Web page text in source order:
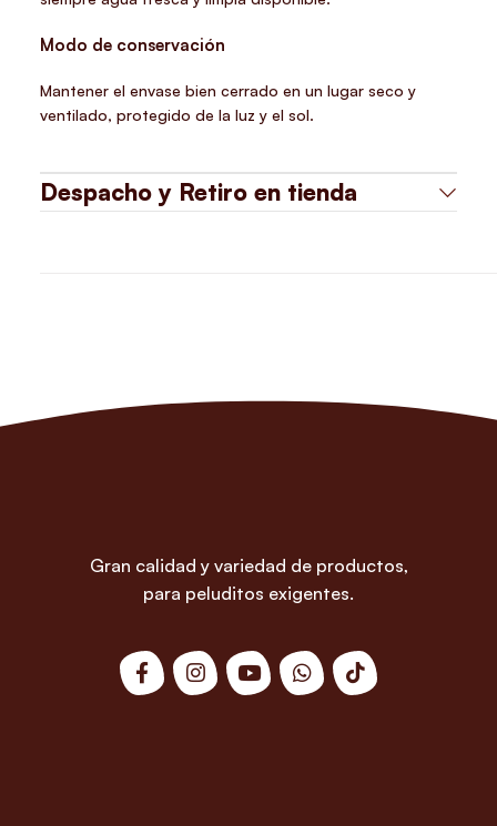
Modo de conservación
Mantener el envase bien cerrado en un lugar seco y
ventilado, protegido de la luz y el sol.
Despacho y Retiro en tienda
Gran calidad y variedad de productos,
para peluditos exigentes.